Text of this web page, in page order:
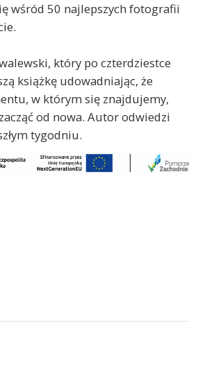
wśród 50 najlepszych fotografii
który po czterdziestce
książkę udowadniając, że
w którym się znajdujemy,
od nowa. Autor odwiedzi
tygodniu.